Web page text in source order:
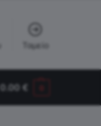
Ταμείο
0.00€